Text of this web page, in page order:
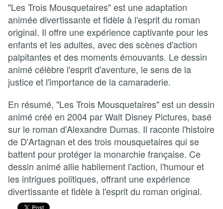
"Les Trois Mousquetaires" est une adaptation
animée divertissante et fidèle à l'esprit du roman
original. Il offre une expérience captivante pour les
enfants et les adultes, avec des scènes d'action
palpitantes et des moments émouvants. Le dessin
animé célèbre l'esprit d'aventure, le sens de la
justice et l'importance de la camaraderie.
En résumé, "Les Trois Mousquetaires" est un dessin
animé créé en 2004 par Walt Disney Pictures, basé
sur le roman d'Alexandre Dumas. Il raconte l'histoire
de D'Artagnan et des trois mousquetaires qui se
battent pour protéger la monarchie française. Ce
dessin animé allie habilement l'action, l'humour et
les intrigues politiques, offrant une expérience
divertissante et fidèle à l'esprit du roman original.